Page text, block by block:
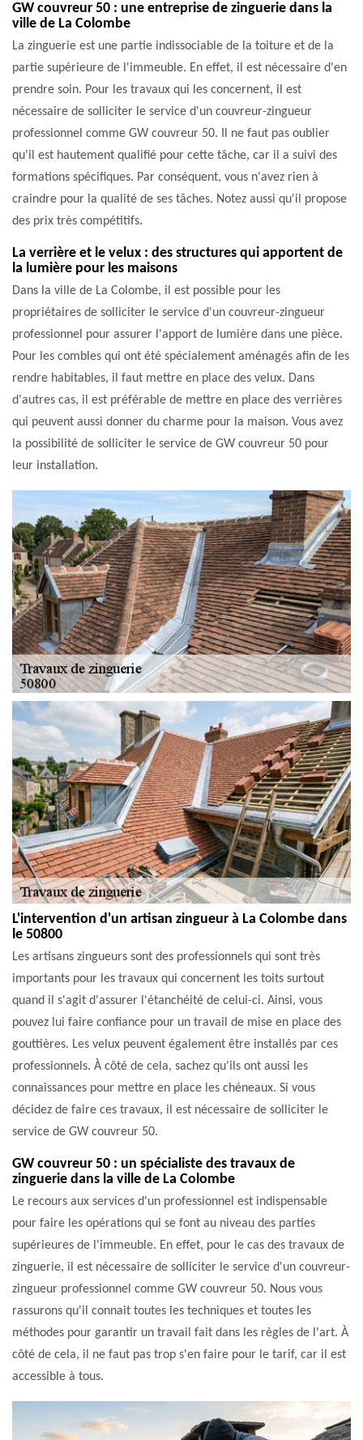
GW couvreur 50 : une entreprise de zinguerie dans la
ville de La Colombe
La zinguerie est une partie indissociable de la toiture et de la
partie supérieure de l'immeuble. En effet, il est nécessaire d'en
prendre soin. Pour les travaux qui les concernent, il est
nécessaire de solliciter le service d'un couvreur-zingueur
professionnel comme GW couvreur 50. Il ne faut pas oublier
qu'il est hautement qualifié pour cette tâche, car il a suivi des
formations spécifiques. Par conséquent, vous n'avez rien à
craindre pour la qualité de ses tâches. Notez aussi qu'il propose
des prix très compétitifs.
La verrière et le velux : des structures qui apportent de
la lumière pour les maisons
Dans la ville de La Colombe, il est possible pour les
propriétaires de solliciter le service d'un couvreur-zingueur
professionnel pour assurer l'apport de lumière dans une pièce.
Pour les combles qui ont été spécialement aménagés afin de les
rendre habitables, il faut mettre en place des velux. Dans
d'autres cas, il est préférable de mettre en place des verrières
qui peuvent aussi donner du charme pour la maison. Vous avez
la possibilité de solliciter le service de GW couvreur 50 pour
leur installation.
L'intervention d'un artisan zingueur à La Colombe dans
le 50800
Les artisans zingueurs sont des professionnels qui sont très
importants pour les travaux qui concernent les toits surtout
quand il s'agit d'assurer l'étanchéité de celui-ci. Ainsi, vous
pouvez lui faire confiance pour un travail de mise en place des
gouttières. Les velux peuvent également être installés par ces
professionnels. À côté de cela, sachez qu'ils ont aussi les
connaissances pour mettre en place les chéneaux. Si vous
décidez de faire ces travaux, il est nécessaire de solliciter le
service de GW couvreur 50.
GW couvreur 50 : un spécialiste des travaux de
zinguerie dans la ville de La Colombe
Le recours aux services d'un professionnel est indispensable
pour faire les opérations qui se font au niveau des parties
supérieures de l'immeuble. En effet, pour le cas des travaux de
zinguerie, il est nécessaire de solliciter le service d'un couvreur-
zingueur professionnel comme GW couvreur 50. Nous vous
rassurons qu'il connait toutes les techniques et toutes les
méthodes pour garantir un travail fait dans les règles de l'art. À
côté de cela, il ne faut pas trop s'en faire pour le tarif, car il est
accessible à tous.